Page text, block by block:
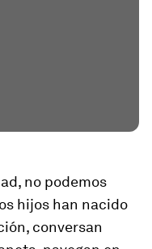
no podemos
hijos han nacido
conversan